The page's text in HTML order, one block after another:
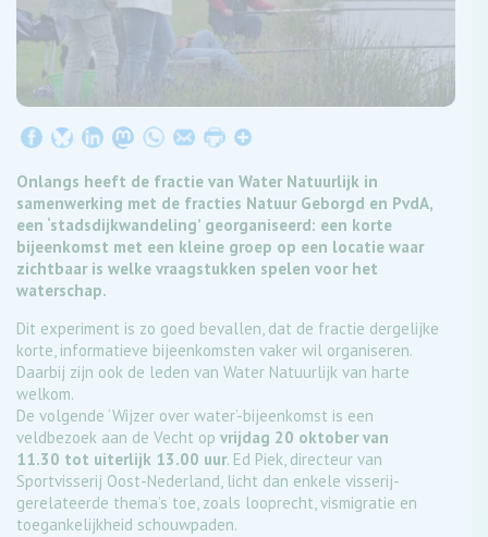
Onlangs heeft de fractie van Water Natuurlijk in
samenwerking met de fracties Natuur Geborgd en PvdA,
een ‘stadsdijkwandeling’ georganiseerd: een korte
bijeenkomst met een kleine groep op een locatie waar
zichtbaar is welke vraagstukken spelen voor het
waterschap.
Dit experiment is zo goed bevallen, dat de fractie dergelijke
korte, informatieve bijeenkomsten vaker wil organiseren.
Daarbij zijn ook de leden van Water Natuurlijk van harte
welkom.
De volgende ‘Wijzer over water’-bijeenkomst is een
veldbezoek aan de Vecht op vrijdag 20 oktober van
11.30 tot uiterlijk 13.00 uur. Ed Piek, directeur van
Sportvisserij Oost-Nederland, licht dan enkele visserij-
gerelateerde thema’s toe, zoals looprecht, vismigratie en
toegankelijkheid schouwpaden.